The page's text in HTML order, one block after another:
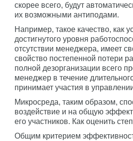
скорее всего, будут
их возможными антиподами.
Например, такое качество, как
достигнутого уровня
отсутствии менеджера, имеет
свойство постепенной потери
полной дезорганизации всего
менеджер в течение
принимает участия в
Микросреда, таким образом,
воздействие и на общую
его участников. Как оценить
Общим критерием